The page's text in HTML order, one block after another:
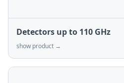
Detectors up to 110 GHz
show product →